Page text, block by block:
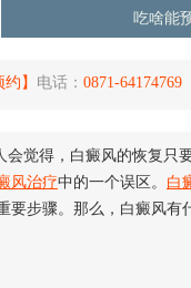
吃啥能
约】 电话： 0871-64174769
觉得，白癜风的恢复只
风治疗中的一个误区。 白
要步骤。那么，白癜风有